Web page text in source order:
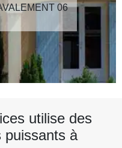
06
utilise des
puissants à